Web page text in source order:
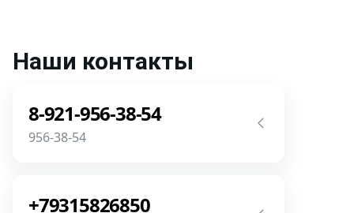
Наши контакты
8-921-956-38-54
956-38-54
роботов и автоответчиков!
+79315826850